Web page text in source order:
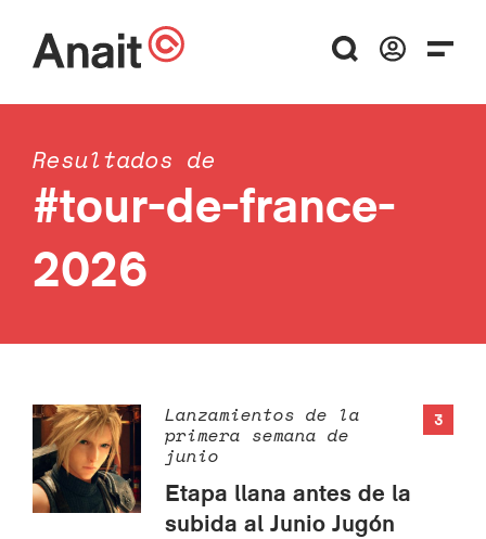
Resultados de
#tour-de-france-
2026
3
Lanzamientos de la
primera semana de
junio
Etapa llana antes de la
subida al Junio Jugón